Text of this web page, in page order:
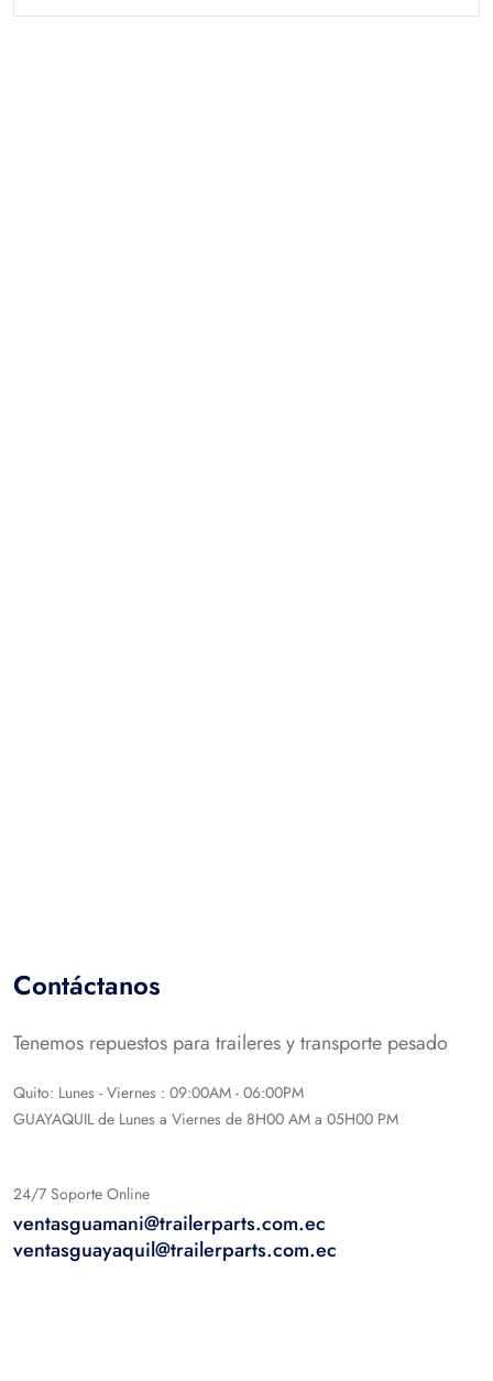
Contáctanos
Tenemos repuestos para traileres y transporte pesado
Quito: Lunes - Viernes : 09:00AM - 06:00PM
GUAYAQUIL de Lunes a Viernes de 8H00 AM a 05H00 PM
24/7 Soporte Online
ventasguamani@trailerparts.com.ec
ventasguayaquil@trailerparts.com.ec